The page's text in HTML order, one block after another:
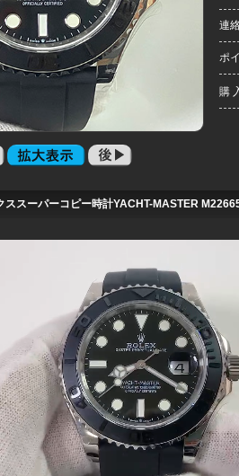
連
ポ
購
ススーパーコピー時計YACHT-MASTER